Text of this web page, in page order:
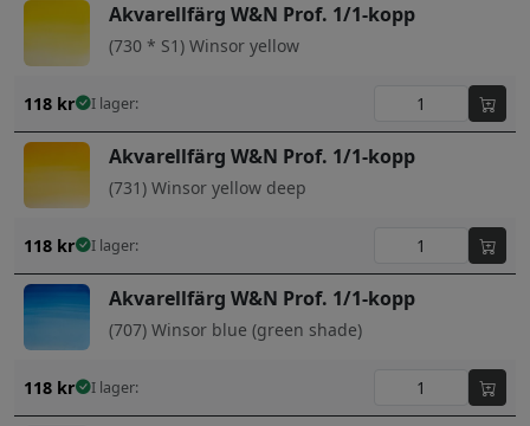
Akvarellfärg W&N Prof. 1/1-kopp
(730 * S1) Winsor yellow
118 kr I lager:
Akvarellfärg W&N Prof. 1/1-kopp
(731) Winsor yellow deep
118 kr I lager:
Akvarellfärg W&N Prof. 1/1-kopp
(707) Winsor blue (green shade)
118 kr I lager: